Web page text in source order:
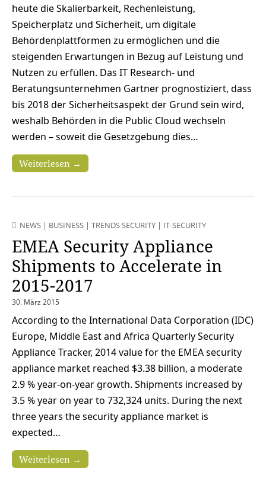
heute die Skalierbarkeit, Rechenleistung,
Speicherplatz und Sicherheit, um digitale
Behördenplattformen zu ermöglichen und die
steigenden Erwartungen in Bezug auf Leistung und
Nutzen zu erfüllen. Das IT Research- und
Beratungsunternehmen Gartner prognostiziert, dass
bis 2018 der Sicherheitsaspekt der Grund sein wird,
weshalb Behörden in die Public Cloud wechseln
werden – soweit die Gesetzgebung dies…
Weiterlesen →
NEWS | BUSINESS | TRENDS SECURITY | IT-SECURITY
EMEA Security Appliance
Shipments to Accelerate in
2015-2017
30. März 2015
According to the International Data Corporation (IDC)
Europe, Middle East and Africa Quarterly Security
Appliance Tracker, 2014 value for the EMEA security
appliance market reached $3.38 billion, a moderate
2.9 % year-on-year growth. Shipments increased by
3.5 % year on year to 732,324 units. During the next
three years the security appliance market is
expected…
Weiterlesen →